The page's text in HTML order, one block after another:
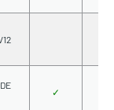
✓